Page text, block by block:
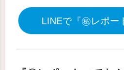
LINEで『㊙レポー